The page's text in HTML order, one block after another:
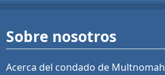
Sobre nosotros
Acerca del condado de Multnomah